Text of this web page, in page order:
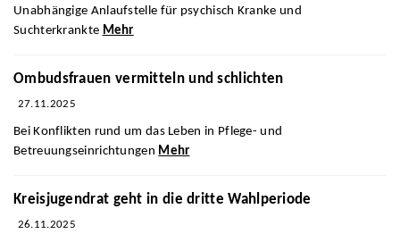
Unabhängige Anlaufstelle für psychisch Kranke und
Suchterkrankte Mehr
Ombudsfrauen vermitteln und schlichten
27.11.2025
Bei Konflikten rund um das Leben in Pflege- und
Betreuungseinrichtungen Mehr
Kreisjugendrat geht in die dritte Wahlperiode
26.11.2025